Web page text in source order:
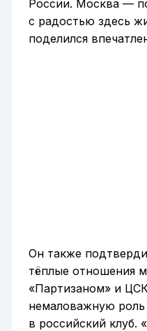
России. Москва —
с радостью здесь
поделился
Он также
тёплые отношения
«Партизаном» и
немаловажную
в российский клуб.